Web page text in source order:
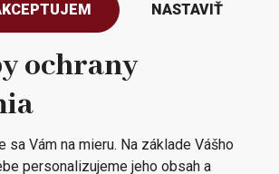
práva vyhradené © 2023
Morex, spol. s r.o.
NASTAVIŤ
ochrany
sa Vám na mieru. Na základe Vášho
personalizujeme jeho obsah a